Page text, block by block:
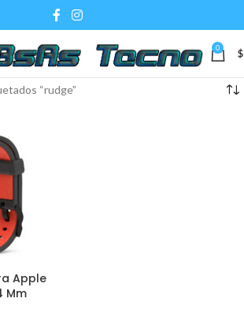
0 $
“rudge”
Apple
Mm